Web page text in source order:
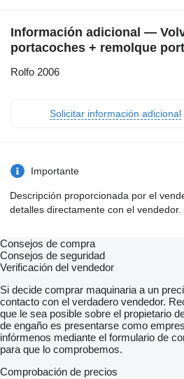
Información adicional —
portacoches + remolque
Rolfo 2006
Solicitar información adicional
Importante
Descripción proporcionada por el
detalles directamente con el vendedor.
Consejos de compra
Consejos de seguridad
Verificación del vendedor
Si decide comprar maquinaria a un
contacto con el verdadero vendedor.
que le sea posible sobre el propietario
de engaño es presentarse como
infórmenos mediante el formulario de
para que lo comprobemos.
Comprobación de precios